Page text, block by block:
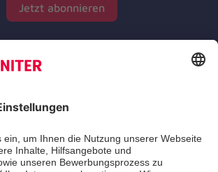
Jetzt abonnieren
der Johanniter-Unfall-Hilfe e.V.
GmbH führt das Spendenzertifikat